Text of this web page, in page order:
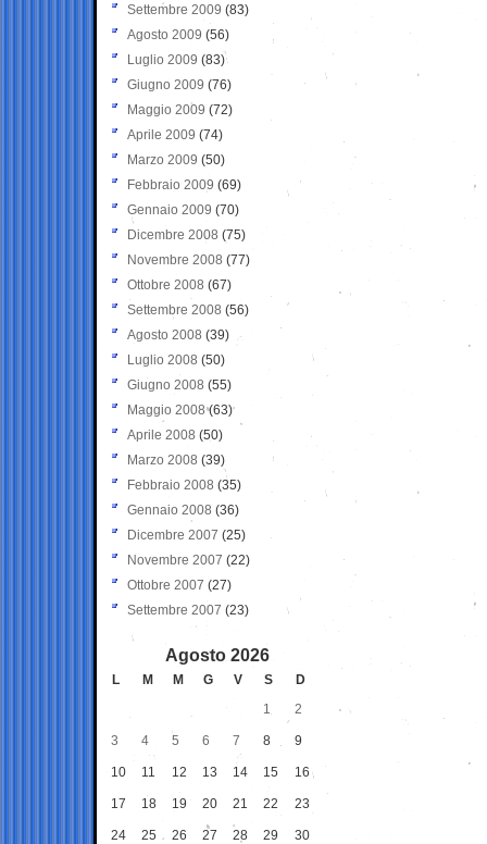
Settembre 2009 (83)
Agosto 2009 (56)
Luglio 2009 (83)
Giugno 2009 (76)
Maggio 2009 (72)
Aprile 2009 (74)
Marzo 2009 (50)
Febbraio 2009 (69)
Gennaio 2009 (70)
Dicembre 2008 (75)
Novembre 2008 (77)
Ottobre 2008 (67)
Settembre 2008 (56)
Agosto 2008 (39)
Luglio 2008 (50)
Giugno 2008 (55)
Maggio 2008(63)
Aprile 2008 (50)
Marzo 2008 (39)
Febbraio 2008 (35)
Gennaio 2008 (36)
Dicembre 2007 (25)
Novembre 2007 (22)
Ottobre 2007 (27)
Settembre 2007 (23)
Agosto 2026
L M M G V S
D
1
2
3 4 5 6 7 8 9
10 11 12 13 14 15 16
17 18 19 20 21 22 23
24 25 26 27 28 29 30